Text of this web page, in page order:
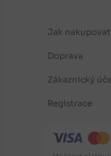
Jak
Doprava
Zákaznický
Registrace